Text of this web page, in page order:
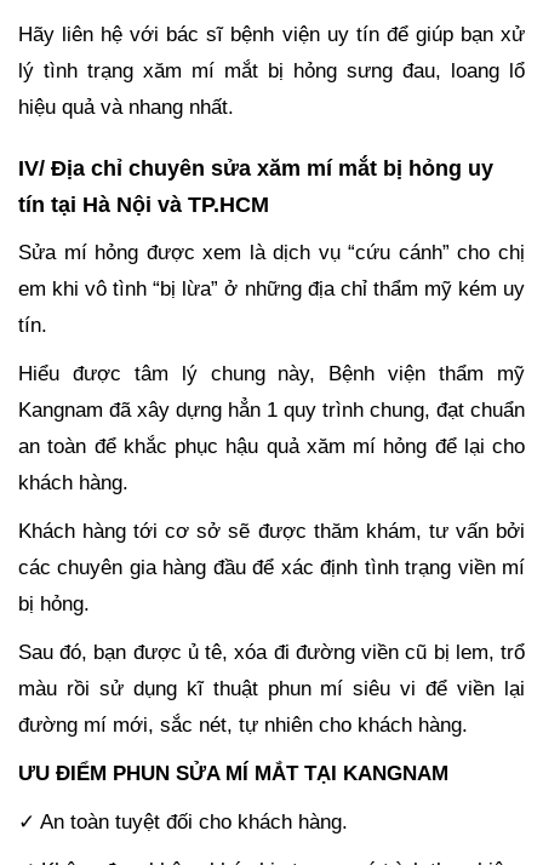
Hãy liên hệ với bác sĩ bệnh viện uy tín để giúp bạn xử
lý tình trạng xăm mí mắt bị hỏng sưng đau, loang lổ
hiệu quả và nhang nhất.
IV/ Địa chỉ chuyên sửa xăm mí mắt bị hỏng uy
tín tại Hà Nội và TP.HCM
Sửa mí hỏng được xem là dịch vụ “cứu cánh” cho chị
em khi vô tình “bị lừa” ở những địa chỉ thẩm mỹ kém uy
tín.
Hiểu được tâm lý chung này, Bệnh viện thẩm mỹ
Kangnam đã xây dựng hẳn 1 quy trình chung, đạt chuẩn
an toàn để khắc phục hậu quả xăm mí hỏng để lại cho
khách hàng.
Khách hàng tới cơ sở sẽ được thăm khám, tư vấn bởi
các chuyên gia hàng đầu để xác định tình trạng viền mí
bị hỏng.
Sau đó, bạn được ủ tê, xóa đi đường viền cũ bị lem, trổ
màu rồi sử dụng kĩ thuật phun mí siêu vi để viền lại
đường mí mới, sắc nét, tự nhiên cho khách hàng.
ƯU ĐIỂM PHUN SỬA MÍ MẮT TẠI KANGNAM
✓ An toàn tuyệt đối cho khách hàng.